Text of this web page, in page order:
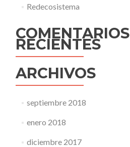
Redecosistema
COMENTARIOS
RECIENTES
ARCHIVOS
septiembre 2018
enero 2018
diciembre 2017